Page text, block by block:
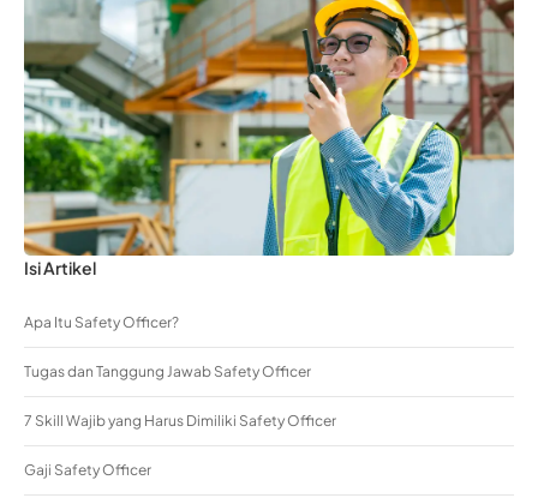
Isi Artikel
Apa Itu Safety Officer?
Tugas dan Tanggung Jawab Safety Officer
7 Skill Wajib yang Harus Dimiliki Safety Officer
Gaji Safety Officer